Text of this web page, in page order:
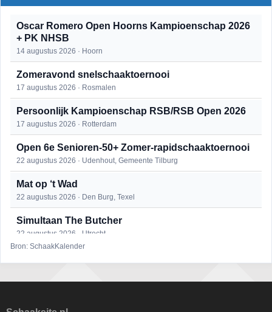
Oscar Romero Open Hoorns Kampioenschap 2026
+ PK NHSB
14 augustus 2026 · Hoorn
Zomeravond snelschaaktoernooi
17 augustus 2026 · Rosmalen
Persoonlijk Kampioenschap RSB/RSB Open 2026
17 augustus 2026 · Rotterdam
Open 6e Senioren-50+ Zomer-rapidschaaktoernooi
22 augustus 2026 · Udenhout, Gemeente Tilburg
Mat op ‘t Wad
22 augustus 2026 · Den Burg, Texel
Simultaan The Butcher
22 augustus 2026 · Utrecht
25 augustus 2026 · Bunschoten-Spakenburg
Bron: SchaakKalender